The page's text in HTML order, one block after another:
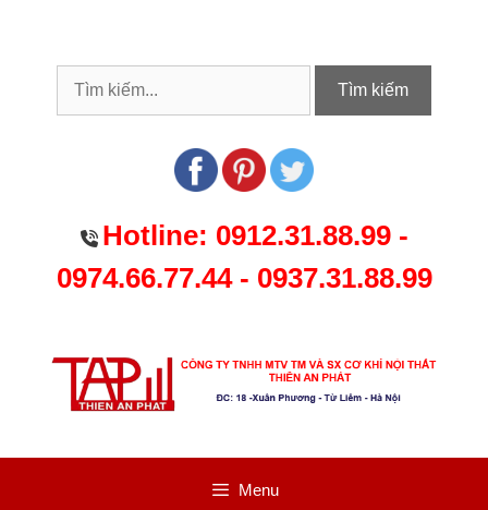
Tìm kiếm
Hotline: 0912.31.88.99-
0974.66.77.44- 0937.31.88.99
Menu